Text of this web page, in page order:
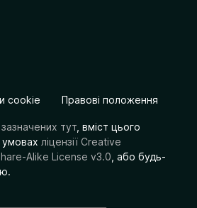
cookie Правові положення
зазначених тут , вміст цього
умовах ліцензії Creative
Alike License v3.0 , або будь-